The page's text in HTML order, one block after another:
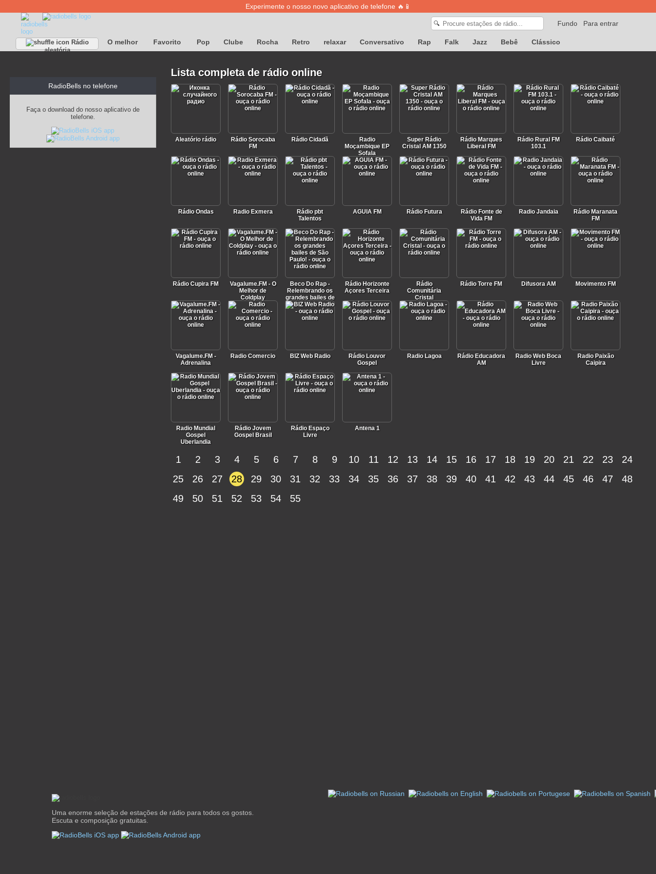
Experimente o nosso novo aplicativo de telefone 🔥📱
Para entrar
Fundo
🔍
Rádio
aleatória
O melhor Favorito Pop Clube Rocha Retro relaxar Conversativo Rap Falk Jazz Bebê Clássico
RadioBells no telefone
Faça o download do nosso aplicativo de
telefone.
Lista completa de rádio online
Aleatório rádio
Rádio Sorocaba
FM
Rádio Cidadã
Radio
Moçambique EP
Sofala
Super Rádio
Cristal AM 1350
Rádio Marques
Liberal FM
Rádio Rural FM
103.1
Rádio Caibaté
Rádio Ondas Radio Exmera
Rádio pbt
Talentos
AGUIA FM Rádio Futura
Rádio Fonte de
Vida FM
Radio Jandaia
Rádio Maranata
FM
Rádio Cupira FM
Vagalume.FM - O
Melhor de
Coldplay
Beco Do Rap -
Relembrando os
grandes bailes de
São Paulo!
Rádio Horizonte
Açores Terceira
Rádio
Comunitária
Cristal
Rádio Torre FM Difusora AM Movimento FM
Vagalume.FM -
Adrenalina
Radio Comercio BIZ Web Radio
Rádio Louvor
Gospel
Radio Lagoa
Rádio Educadora
AM
Radio Web Boca
Livre
Radio Paixão
Caipira
Radio Mundial
Gospel
Uberlandia
Rádio Jovem
Gospel Brasil
Rádio Espaço
Livre
Antena 1
1 2 3 4 5 6 7 8 9 10 11 12 13 14 15 16 17 18 19 20 21 22 23
24
25
26 27 28 29 30 31 32 33 34 35 36 37 38 39 40 41 42 43 44 45 46 47
48
49
50 51 52 53 54 55
Uma enorme seleção de estações de rádio para todos os gostos.
Escuta e composição gratuitas.